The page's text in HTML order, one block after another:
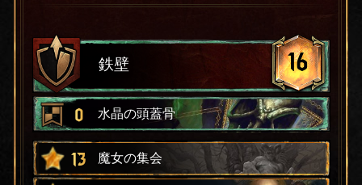
鉄壁 16
0 水晶の頭蓋骨
13 魔女の集会